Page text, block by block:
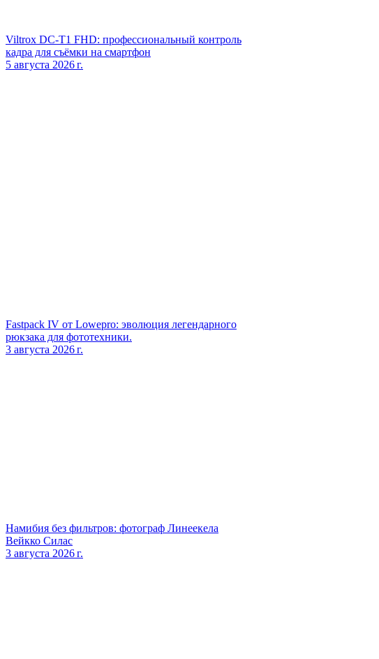
Viltrox DC‑T1 FHD: профессиональный контроль
кадра для съёмки на смартфон
5 августа 2026 г.
Fastpack IV от Lowepro: эволюция легендарного
рюкзака для фототехники.
3 августа 2026 г.
Намибия без фильтров: фотограф Линеекела
Вейкко Силас
3 августа 2026 г.